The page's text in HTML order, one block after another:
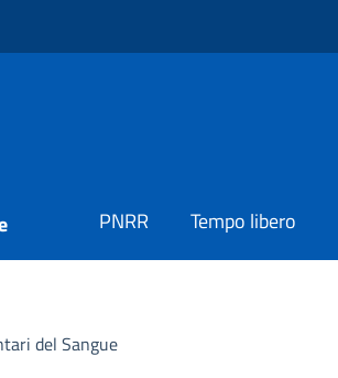
PNRR Tempo libero
del Sangue